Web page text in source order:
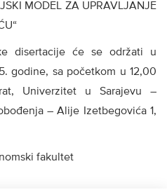
MODEL ZA UPRAVLJANJE
disertacije će se održati u
godine, sa početkom u 12,00
Univerzitet u Sarajevu –
– Alije Izetbegovića 1,
fakultet